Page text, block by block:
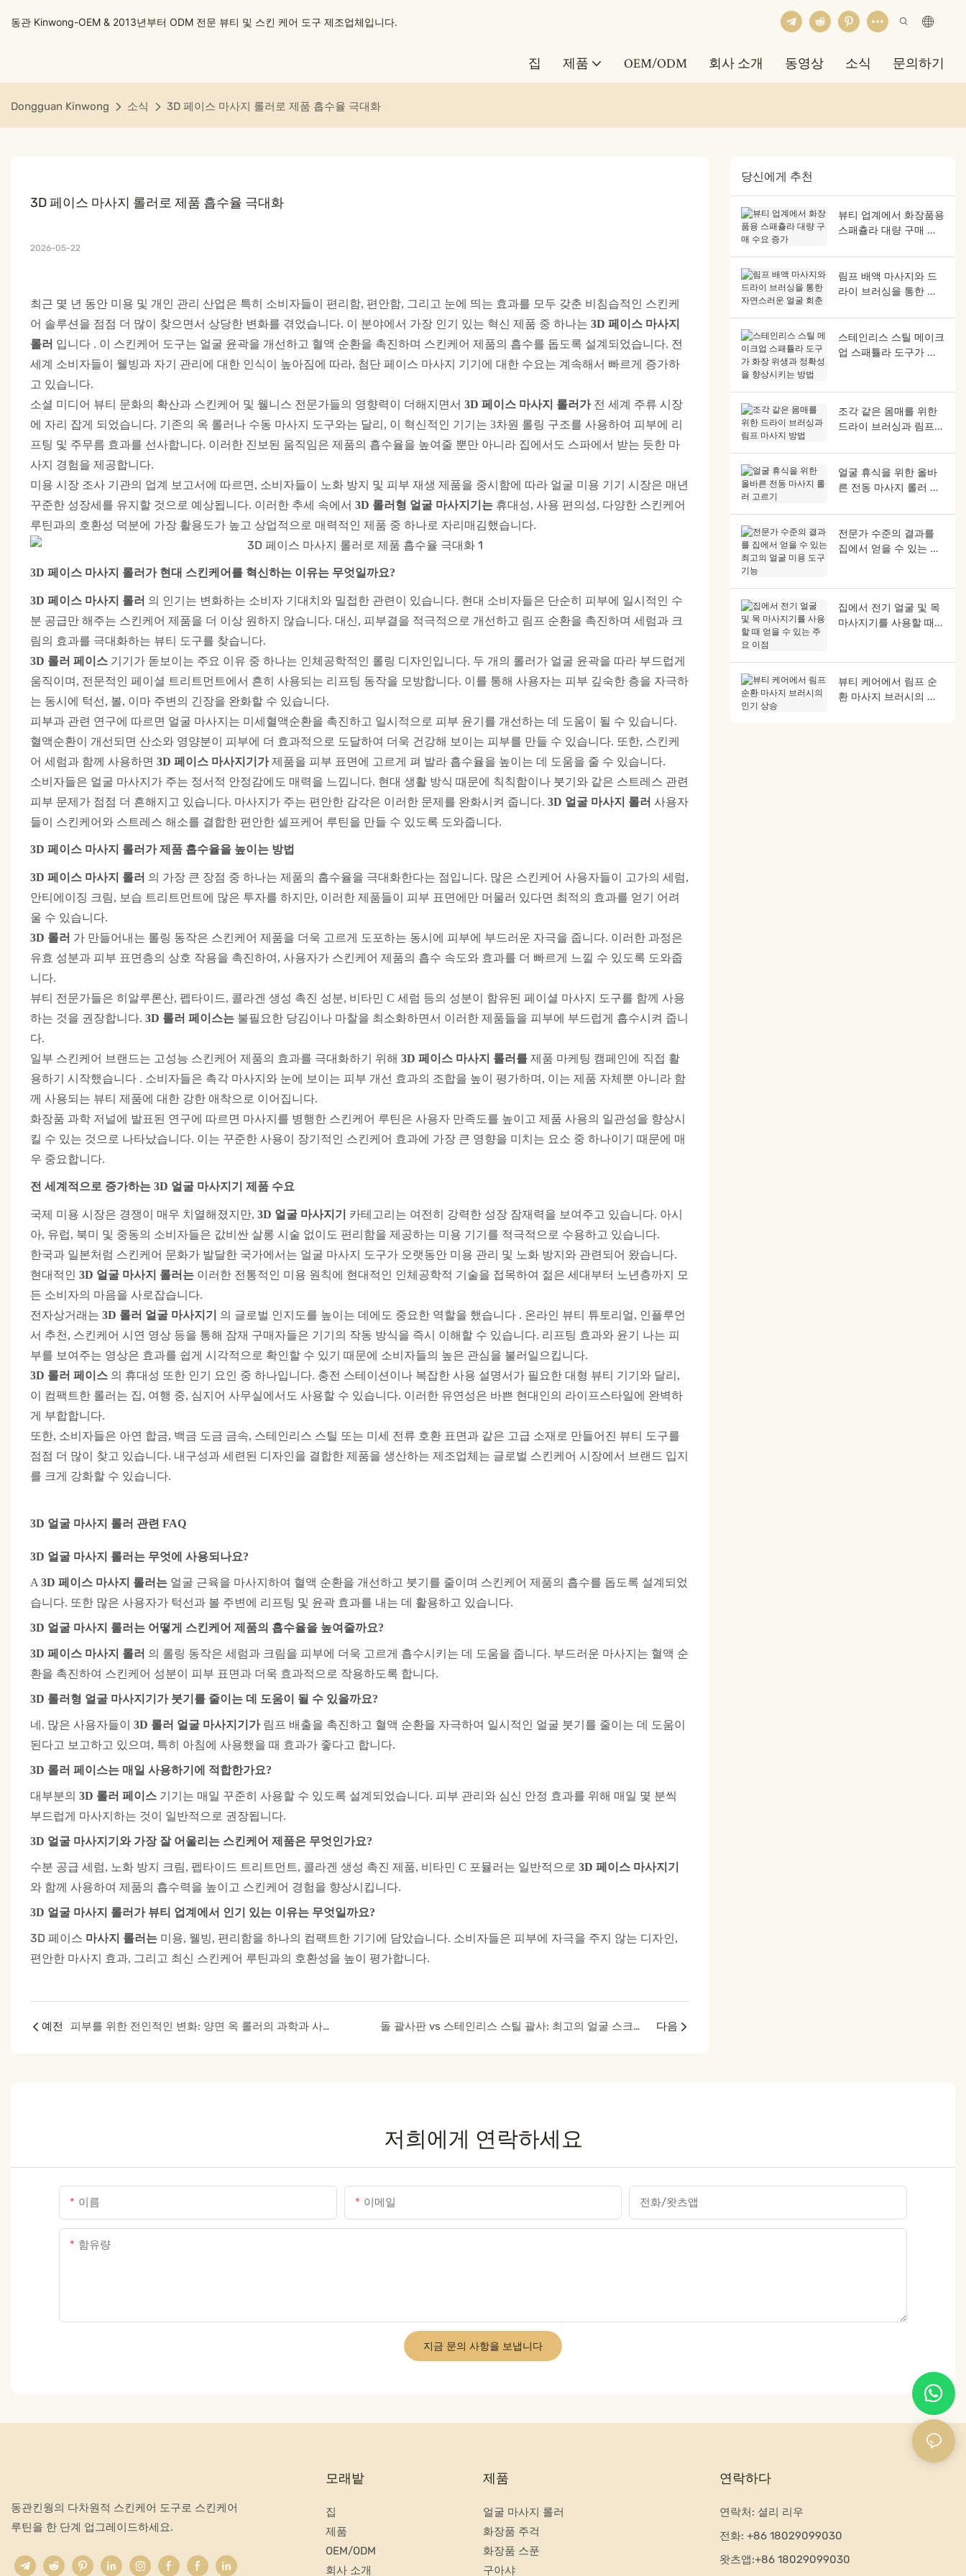
동관 Kinwong-OEM & 2013년부터 ODM 전문 뷰티 및 스킨 케어 도구 제조업체입니다.
집 제품 OEM/ODM 회사 소개 동영상 소식 문의하기
Dongguan Kinwong 소식 3D 페이스 마사지 롤러로 제품 흡수율 극대화
3D 페이스 마사지 롤러로 제품 흡수율 극대화
2026-05-22
최근 몇 년 동안 미용 및 개인 관리 산업은 특히 소비자들이 편리함, 편안함, 그리고 눈에 띄는 효과를 모두 갖춘 비침습적인 스킨케
어 솔루션을 점점 더 많이 찾으면서 상당한 변화를 겪었습니다. 이 분야에서 가장 인기 있는 혁신 제품 중 하나는 3D 페이스 마사지
롤러 입니다 . 이 스킨케어 도구는 얼굴 윤곽을 개선하고 혈액 순환을 촉진하며 스킨케어 제품의 흡수를 돕도록 설계되었습니다. 전
세계 소비자들이 웰빙과 자기 관리에 대한 인식이 높아짐에 따라, 첨단 페이스 마사지 기기에 대한 수요는 계속해서 빠르게 증가하
고 있습니다.
소셜 미디어 뷰티 문화의 확산과 스킨케어 및 웰니스 전문가들의 영향력이 더해지면서 ​​3D 페이스 마사지 롤러가 전 세계 주류 시장
에 자리 잡게 되었습니다. 기존의 옥 롤러나 수동 마사지 도구와는 달리, 이 혁신적인 기기는 3차원 롤링 구조를 사용하여 피부에 리
프팅 및 주무름 효과를 선사합니다. 이러한 진보된 움직임은 제품의 흡수율을 높여줄 뿐만 아니라 집에서도 스파에서 받는 듯한 마
사지 경험을 제공합니다.
미용 시장 조사 기관의 업계 보고서에 따르면, 소비자들이 노화 방지 및 피부 재생 제품을 중시함에 따라 얼굴 미용 기기 시장은 매년
꾸준한 성장세를 유지할 것으로 예상됩니다. 이러한 추세 속에서 3D 롤러형 얼굴 마사지기는 휴대성, 사용 편의성, 다양한 스킨케어
루틴과의 호환성 덕분에 가장 활용도가 높고 상업적으로 매력적인 제품 중 하나로 자리매김했습니다.
3D 페이스 마사지 롤러가 현대 스킨케어를 혁신하는 이유는 무엇일까요?
3D 페이스 마사지 롤러 의 인기는 변화하는 소비자 기대치와 밀접한 관련이 있습니다. 현대 소비자들은 단순히 피부에 일시적인 수
분 공급만 해주는 스킨케어 제품을 더 이상 원하지 않습니다. 대신, 피부결을 적극적으로 개선하고 림프 순환을 촉진하며 세럼과 크
림의 효과를 극대화하는 뷰티 도구를 찾습니다.
3D 롤러 페이스기기가 돋보이는 주요 이유 중 하나는 인체공학적인 롤링 디자인입니다. 두 개의 롤러가 얼굴 윤곽을 따라 부드럽게
움직이며, 전문적인 페이셜 트리트먼트에서 흔히 사용되는 리프팅 동작을 모방합니다. 이를 통해 사용자는 피부 깊숙한 층을 자극하
는 동시에 턱선, 볼, 이마 주변의 긴장을 완화할 수 있습니다.
피부과 관련 연구에 따르면 얼굴 마사지는 미세혈액순환을 촉진하고 일시적으로 피부 윤기를 개선하는 데 도움이 될 수 있습니다.
혈액순환이 개선되면 산소와 영양분이 피부에 더 효과적으로 도달하여 더욱 건강해 보이는 피부를 만들 수 있습니다. 또한, 스킨케
어 세럼과 함께 사용하면 3D 페이스 마사지기가 제품을 피부 표면에 고르게 펴 발라 흡수율을 높이는 데 도움을 줄 수 있습니다.
소비자들은 얼굴 마사지가 주는 정서적 안정감에도 매력을 느낍니다. 현대 생활 방식 때문에 칙칙함이나 붓기와 같은 스트레스 관련
피부 문제가 점점 더 흔해지고 있습니다. 마사지가 주는 편안한 감각은 이러한 문제를 완화시켜 줍니다. 3D 얼굴 마사지 롤러 사용자
들이 스킨케어와 스트레스 해소를 결합한 편안한 셀프케어 루틴을 만들 수 있도록 도와줍니다.
3D 페이스 마사지 롤러가 제품 흡수율을 높이는 방법
3D 페이스 마사지 롤러 의 가장 큰 장점 중 하나는 제품의 흡수율을 극대화한다는 점입니다. 많은 스킨케어 사용자들이 고가의 세럼,
안티에이징 크림, 보습 트리트먼트에 많은 투자를 하지만, 이러한 제품들이 피부 표면에만 머물러 있다면 최적의 효과를 얻기 어려
울 수 있습니다.
3D 롤러 가 만들어내는 롤링 동작은 스킨케어 제품을 더욱 고르게 도포하는 동시에 피부에 부드러운 자극을 줍니다. 이러한 과정은
유효 성분과 피부 표면층의 상호 작용을 촉진하여, 사용자가 스킨케어 제품의 흡수 속도와 효과를 더 빠르게 느낄 수 있도록 도와줍
니다.
뷰티 전문가들은 히알루론산, 펩타이드, 콜라겐 생성 촉진 성분, 비타민 C 세럼 등의 성분이 함유된 페이셜 마사지 도구를 함께 사용
하는 것을 권장합니다. 3D 롤러 페이스는 불필요한 당김이나 마찰을 최소화하면서 이러한 제품들을 피부에 부드럽게 흡수시켜 줍니
다.
일부 스킨케어 브랜드는 고성능 스킨케어 제품의 효과를 극대화하기 위해 3D 페이스 마사지 롤러를제품 마케팅 캠페인에 직접 활
용하기 시작했습니다 . 소비자들은 촉각 마사지와 눈에 보이는 피부 개선 효과의 조합을 높이 평가하며, 이는 제품 자체뿐 아니라 함
께 사용되는 뷰티 제품에 대한 강한 애착으로 이어집니다.
화장품 과학 저널에 발표된 연구에 따르면 마사지를 병행한 스킨케어 루틴은 사용자 만족도를 높이고 제품 사용의 일관성을 향상시
킬 수 있는 것으로 나타났습니다. 이는 꾸준한 사용이 장기적인 스킨케어 효과에 가장 큰 영향을 미치는 요소 중 하나이기 때문에 매
우 중요합니다.
전 세계적으로 증가하는 3D 얼굴 마사지기 제품 수요
국제 미용 시장은 경쟁이 매우 치열해졌지만, 3D 얼굴 마사지기
카테고리는 여전히 강력한 성장 잠재력을 보여주고 있습니다. 아시
아, 유럽, 북미 및 중동의 소비자들은 값비싼 살롱 시술 없이도 편리함을 제공하는 미용 기기를 적극적으로 수용하고 있습니다.
한국과 일본처럼 스킨케어 문화가 발달한 국가에서는 얼굴 마사지 도구가 오랫동안 미용 관리 및 노화 방지와 관련되어 왔습니다.
현대적인 3D 얼굴 마사지 롤러는 이러한 전통적인 미용 원칙에 현대적인 인체공학적 기술을 접목하여 젊은 세대부터 노년층까지 모
든 소비자의 마음을 사로잡습니다.
전자상거래는 3D 롤러 얼굴 마사지기 의 글로벌 인지도를 높이는 데에도 중요한 역할을 했습니다 . 온라인 뷰티 튜토리얼, 인플루언
서 추천, 스킨케어 시연 영상 등을 통해 잠재 구매자들은 기기의 작동 방식을 즉시 이해할 수 있습니다. 리프팅 효과와 윤기 나는 피
부를 보여주는 영상은 효과를 쉽게 시각적으로 확인할 수 있기 때문에 소비자들의 높은 관심을 불러일으킵니다.
3D 롤러 페이스 의 휴대성 또한 인기 요인 중 하나입니다. 충전 스테이션이나 복잡한 사용 설명서가 필요한 대형 뷰티 기기와 달리,
이 컴팩트한 롤러는 집, 여행 중, 심지어 사무실에서도 사용할 수 있습니다. 이러한 유연성은 바쁜 현대인의 라이프스타일에 완벽하
게 부합합니다.
또한, 소비자들은 아연 합금, 백금 도금 금속, 스테인리스 스틸 또는 미세 전류 호환 표면과 같은 고급 소재로 만들어진 뷰티 도구를
점점 더 많이 찾고 있습니다. 내구성과 세련된 디자인을 결합한 제품을 생산하는 제조업체는 글로벌 스킨케어 시장에서 브랜드 입지
를 크게 강화할 수 있습니다.
3D 얼굴 마사지 롤러 관련 FAQ
3D 얼굴 마사지 롤러는 무엇에 사용되나요?
A 3D 페이스 마사지 롤러는 얼굴 근육을 마사지하여 혈액 순환을 개선하고 붓기를 줄이며 스킨케어 제품의 흡수를 돕도록 설계되었
습니다. 또한 많은 사용자가 턱선과 볼 주변에 리프팅 및 윤곽 효과를 내는 데 활용하고 있습니다.
3D 얼굴 마사지 롤러는 어떻게 스킨케어 제품의 흡수율을 높여줄까요?
3D 페이스 마사지 롤러 의 롤링 동작은 세럼과 크림을 피부에 더욱 고르게 흡수시키는 데 도움을 줍니다. 부드러운 마사지는 혈액 순
환을 촉진하여 스킨케어 성분이 피부 표면과 더욱 효과적으로 작용하도록 합니다.
3D 롤러형 얼굴 마사지기가 붓기를 줄이는 데 도움이 될 수 있을까요?
네. 많은 사용자들이 3D 롤러 얼굴 마사지기가 림프 배출을 촉진하고 혈액 순환을 자극하여 일시적인 얼굴 붓기를 줄이는 데 도움이
된다고 보고하고 있으며, 특히 아침에 사용했을 때 효과가 좋다고 합니다.
3D 롤러 페이스는 매일 사용하기에 적합한가요?
대부분의 3D 롤러 페이스 기기는 매일 꾸준히 사용할 수 있도록 설계되었습니다. 피부 관리와 심신 안정 효과를 위해 매일 몇 분씩
부드럽게 마사지하는 것이 일반적으로 권장됩니다.
3D 얼굴 마사지기와 가장 잘 어울리는 스킨케어 제품은 무엇인가요?
수분 공급 세럼, 노화 방지 크림, 펩타이드 트리트먼트, 콜라겐 생성 촉진 제품, 비타민 C 포뮬러는 일반적으로 3D 페이스 마사지기
와 함께 사용하여 제품의 흡수력을 높이고 스킨케어 경험을 향상시킵니다.
3D 얼굴 마사지 롤러가 뷰티 업계에서 인기 있는 이유는 무엇일까요?
3D 페이스 마사지 롤러는 미용, 웰빙, 편리함을 하나의 컴팩트한 기기에 담았습니다. 소비자들은 피부에 자극을 주지 않는 디자인,
편안한 마사지 효과, 그리고 최신 스킨케어 루틴과의 호환성을 높이 평가합니다.
예전 피부를 위한 전인적인 변화: 양면 옥 롤러의 과학과 사용법 돌 괄사판 vs 스테인리스 스틸 괄사: 최고의 얼굴 스크래핑 도구 비교 다음
당신에게 추천
뷰티 업계에서 화장품용
스패츌라 대량 구매 수
림프 배액 마사지와 드
라이 브러싱을 통한 자
스테인리스 스틸 메이크
업 스패튤라 도구가 화
조각 같은 몸매를 위한
드라이 브러싱과 림프
얼굴 휴식을 위한 올바
른 전동 마사지 롤러 고
전문가 수준의 결과를
집에서 얻을 수 있는 최
집에서 전기 얼굴 및 목
마사지기를 사용할 때
뷰티 케어에서 림프 순
환 마사지 브러시의 인
저희에게 연락하세요
이름 이메일 전화/왓츠앱
함유량
지금 문의 사항을 보냅니다
동관킨웡의 다차원적 스킨케어 도구로 스킨케어
루틴을 한 단계 업그레이드하세요.
모래밭
집
제품
OEM/ODM
회사 소개
제품
얼굴 마사지 롤러
화장품 주걱
화장품 스푼
구아샤
연락하다
연락처: 셜리 리우
전화: +86 18029099030
왓츠앱:+86 18029099030